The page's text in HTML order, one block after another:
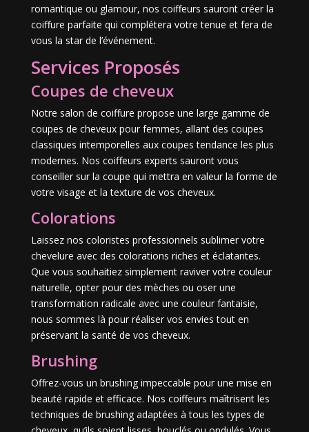
romantique ou glamour, nos coiffeurs sauront créer la
coiffure parfaite qui complétera votre tenue et fera de
vous la star de l’événement.
Services Proposés
Coupes de cheveux
Notre salon de coiffure propose une large gamme de
coupes de cheveux pour femmes, allant des coupes
classiques intemporelles aux coupes tendance les plus
modernes. Nos coiffeurs experts sauront vous
conseiller sur la coupe qui mettra en valeur la forme de
votre visage et la texture de vos cheveux.
Colorations
Laissez nos coloristes professionnels sublimer votre
chevelure avec des colorations riches et éclatantes.
Que vous souhaitiez simplement raviver votre couleur
naturelle, opter pour des mèches ou oser une
transformation radicale avec une couleur fantaisie,
nous sommes là pour réaliser vos envies tout en
préservant la santé de vos cheveux.
Brushing
Offrez-vous un brushing impeccable pour une mise en
beauté rapide et efficace. Nos coiffeurs maîtrisent les
techniques de brushing adaptées à tous les types de